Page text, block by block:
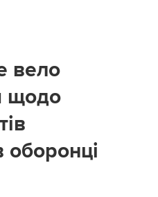
вело
щодо
оборонці